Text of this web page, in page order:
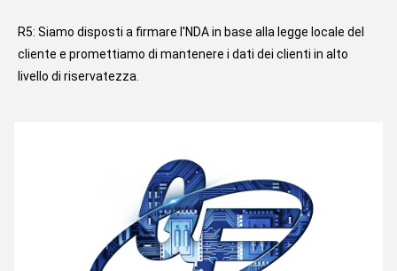
R5: Siamo disposti a firmare l'NDA in base alla legge locale del
cliente e promettiamo di mantenere i dati dei clienti in alto
livello di riservatezza.